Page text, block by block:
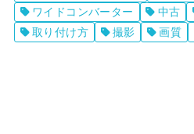
ワイドコンバーター
中古
取り付け方
撮影 画質